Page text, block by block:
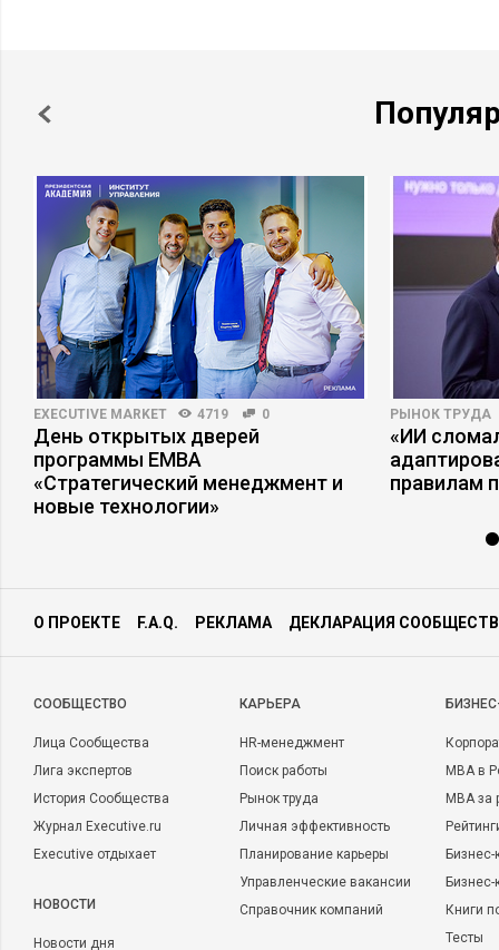
EXECUTIVE MARKET 4719 0
День открытых дверей
программы ЕМВА
«Стратегический менеджмент и
новые технологии»
РЫНОК ТРУДА
«ИИ
правилам
О ПРОЕКТЕ F.A.Q. РЕКЛАМА ДЕКЛАРАЦИЯ
CООБЩЕСТВО
Лица Сообщества
Лига экспертов
История Сообщества
Журнал Executive.ru
Executive отдыхает
НОВОСТИ
Новости дня
КАРЬЕРА
HR-менеджмент
Поиск работы
Рынок труда
Личная эффективность
Планирование карьеры
Управленческие вакансии
Справочник компаний
MBA в
MBA
Бизнес-
Книги
Тесты